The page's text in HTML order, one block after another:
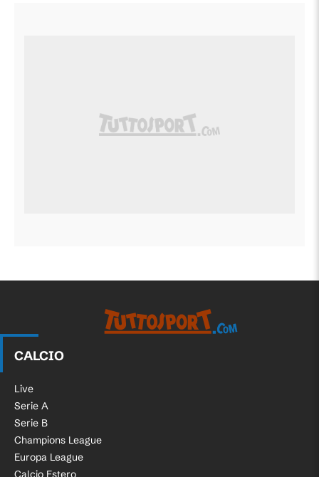
CALCIO
Live
Serie A
Serie B
Champions League
Europa League
Calcio Estero